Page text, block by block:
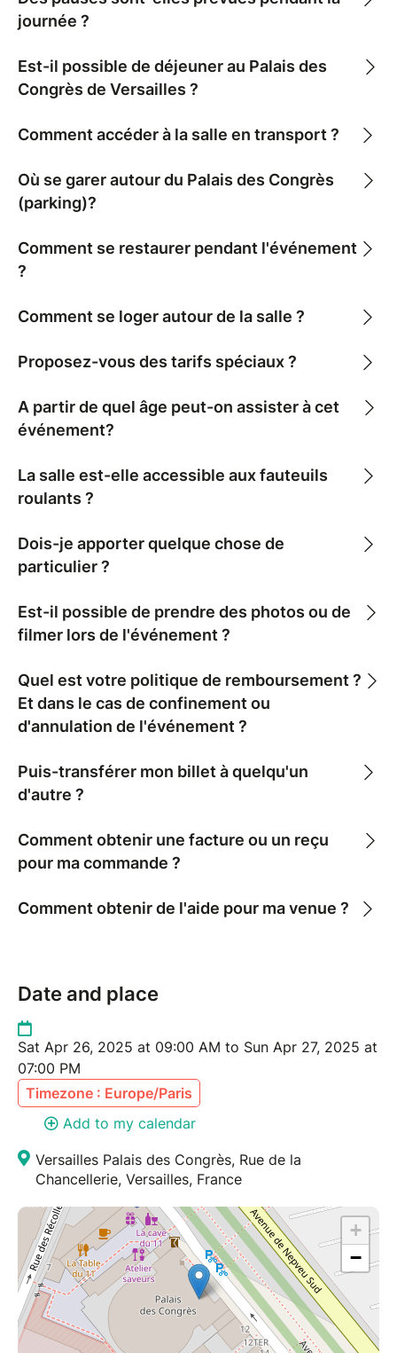
journée ?
Est-il possible de déjeuner au Palais des
Congrès de Versailles ?
Comment accéder à la salle en transport ?
Où se garer autour du Palais des Congrès
(parking)?
Comment se restaurer pendant l'événement
?
Comment se loger autour de la salle ?
Proposez-vous des tarifs spéciaux ?
A partir de quel âge peut-on assister à cet
événement?
La salle est-elle accessible aux fauteuils
roulants ?
Dois-je apporter quelque chose de
particulier ?
Est-il possible de prendre des photos ou de
filmer lors de l'événement ?
Quel est votre politique de remboursement ?
Et dans le cas de confinement ou
d'annulation de l'événement ?
Puis-transférer mon billet à quelqu'un
d'autre ?
Comment obtenir une facture ou un reçu
pour ma commande ?
Comment obtenir de l'aide pour ma venue ?
Date and place
Sat Apr 26, 2025 at 09:00 AM to Sun Apr 27, 2025 at
07:00 PM
Timezone : Europe/Paris
Add to my calendar
Versailles Palais des Congrès, Rue de la
Chancellerie, Versailles, France
+
−